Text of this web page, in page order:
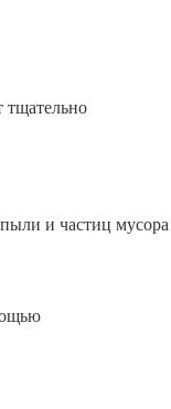
тщательно
и частиц мусора